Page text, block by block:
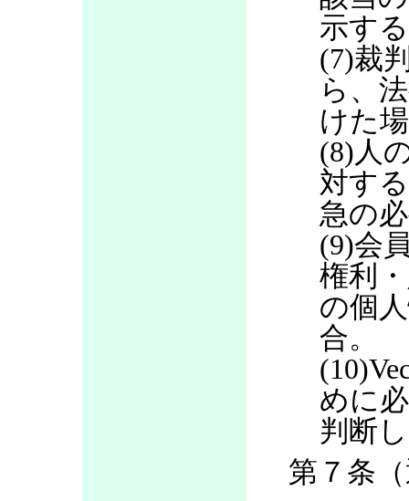
示す
(7)裁
ら、
けた
(8)人
対す
急の
(9)会
権利
の個
合。
めに
判断
第７条